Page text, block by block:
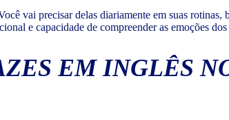
vai precisar delas diariamente em suas rotinas,
e capacidade de compreender as emoções dos
EM INGLÊS